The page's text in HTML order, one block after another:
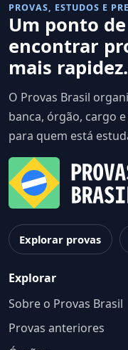
PROVAS, ESTUDOS E
Um ponto
encontrar
mais rapidez.
O Provas Brasil
banca, órgão, cargo
para quem está
Explorar provas
Explorar
Sobre o Provas Brasil
Provas anteriores